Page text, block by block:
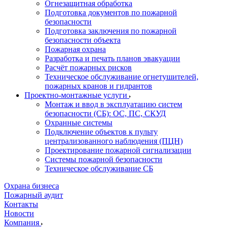
Огнезащитная обработка
Подготовка документов по пожарной
безопасности
Подготовка заключения по пожарной
безопасности объекта
Пожарная охрана
Разработка и печать планов эвакуации
Расчёт пожарных рисков
Техническое обслуживание огнетушителей,
пожарных кранов и гидрантов
Проектно-монтажные услуги
Монтаж и ввод в эксплуатацию систем
безопасности (СБ): ОС, ПС, СКУД
Охранные системы
Подключение объектов к пульту
централизованного наблюдения (ПЦН)
Проектирование пожарной сигнализации
Системы пожарной безопасности
Техническое обслуживание СБ
Охрана бизнеса
Пожарный аудит
Контакты
Новости
Компания